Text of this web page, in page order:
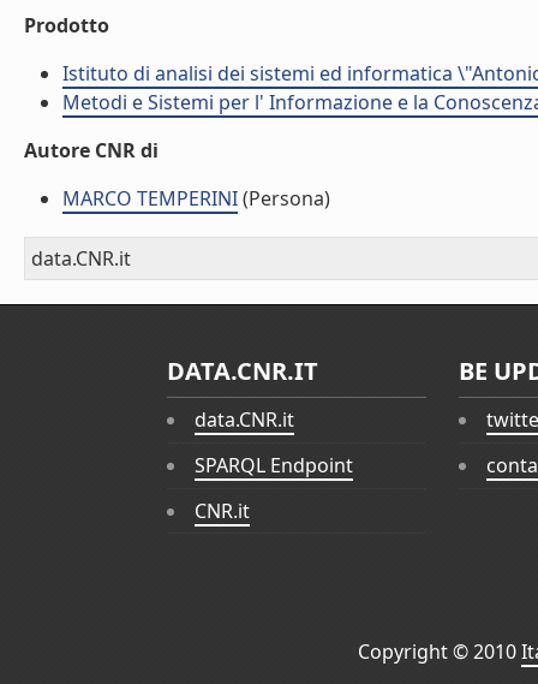
Prodotto
Istituto di analisi dei sistemi ed informatica
Metodi e Sistemi per l' Informazione e la
Autore CNR di
MARCO TEMPERINI(Persona)
data.CNR.it
DATA.CNR.IT
data.CNR.it
SPARQL Endpoint
CNR.it
BE
Copyright © 2010